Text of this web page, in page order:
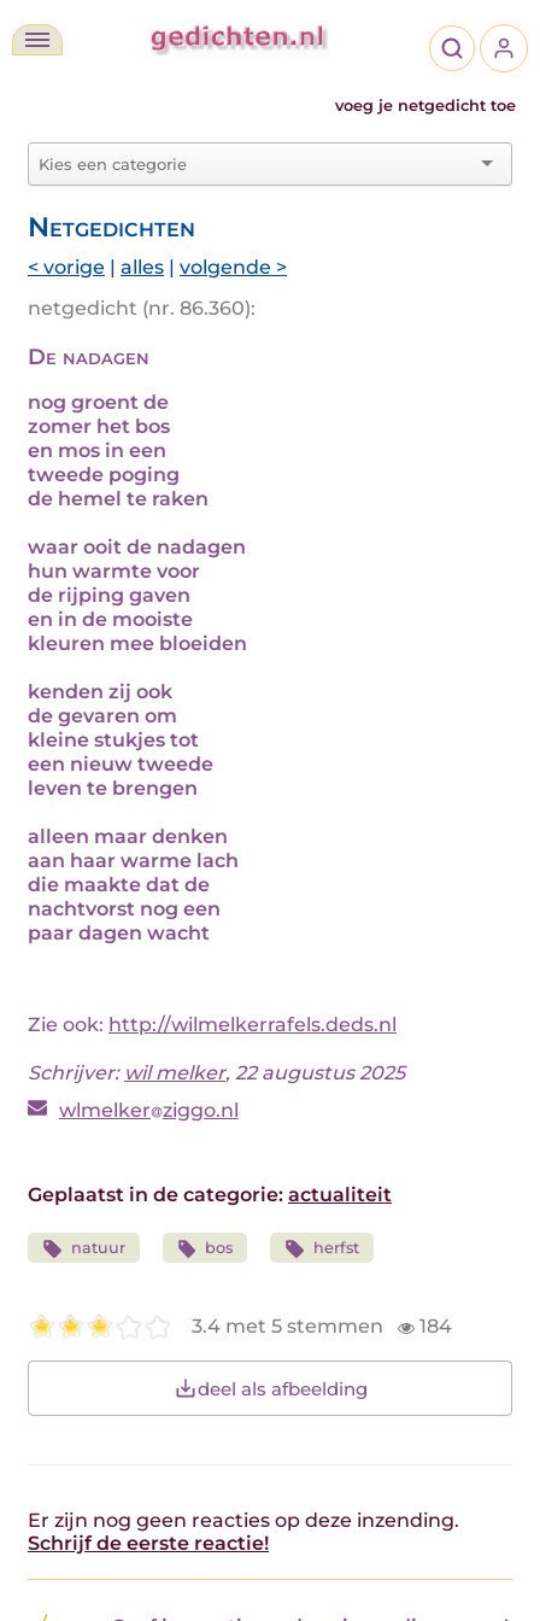
voeg je netgedicht toe
Netgedichten
< vorige | alles | volgende >
netgedicht (nr. 86.360):
De nadagen
nog groent de
zomer het bos
en mos in een
tweede poging
de hemel te raken
waar ooit de nadagen
hun warmte voor
de rijping gaven
en in de mooiste
kleuren mee bloeiden
kenden zij ook
de gevaren om
kleine stukjes tot
een nieuw tweede
leven te brengen
alleen maar denken
aan haar warme lach
die maakte dat de
nachtvorst nog een
paar dagen wacht
Zie ook: http://wilmelkerrafels.deds.nl
Schrijver: wil melker, 22 augustus 2025
wlmelker ziggo.nl
Geplaatst in de categorie: actualiteit
natuur bos herfst
3.4 met 5 stemmen 184
deel als afbeelding
Er zijn nog geen reacties op deze inzending.
Schrijf de eerste reactie!